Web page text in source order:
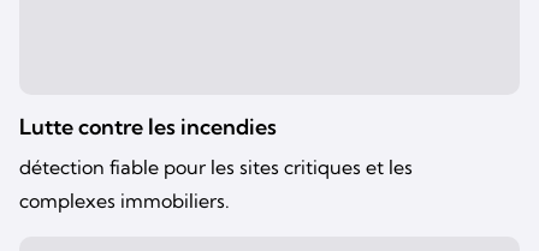
Lutte contre les incendies
détection fiable pour les sites critiques et les
complexes immobiliers.